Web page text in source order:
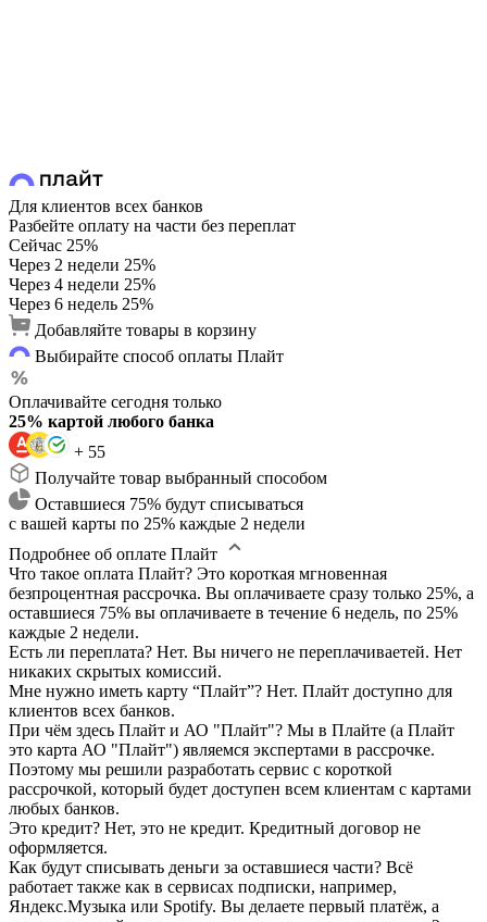
Для клиентов всех банков
Разбейте оплату на части без переплат
Сейчас 25%
Через 2 недели 25%
Через 4 недели 25%
Через 6 недель 25%
Добавляйте товары в корзину
Выбирайте способ оплаты Плайт
Оплачивайте сегодня только
25% картой любого банка
+ 55
Получайте товар выбранный способом
Оставшиеся 75% будут списываться
с вашей карты по 25% каждые 2 недели
Подробнее об оплате Плайт
Что такое оплата Плайт? Это короткая мгновенная
безпроцентная рассрочка. Вы оплачиваете сразу только 25%, а
оставшиеся 75% вы оплачиваете в течение 6 недель, по 25%
каждые 2 недели.
Есть ли переплата? Нет. Вы ничего не переплачиваетей. Нет
никаких скрытых комиссий.
Мне нужно иметь карту “Плайт”? Нет. Плайт доступно для
клиентов всех банков.
При чём здесь Плайт и АО "Плайт"? Мы в Плайте (а Плайт
это карта АО "Плайт") являемся экспертами в рассрочке.
Поэтому мы решили разработать сервис с короткой
рассрочкой, который будет доступен всем клиентам с картами
любых банков.
Это кредит? Нет, это не кредит. Кредитный договор не
оформляется.
Как будут списывать деньги за оставшиеся части? Всё
работает также как в сервисах подписки, например,
Яндекс.Музыка или Spotify. Вы делаете первый платёж, а